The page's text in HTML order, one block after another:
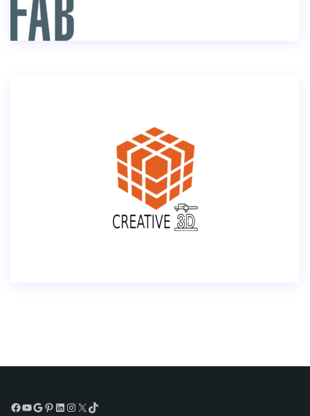
Facebook
YouTube
Google
Pinterest
LinkedIn
Instagram
X TikTok